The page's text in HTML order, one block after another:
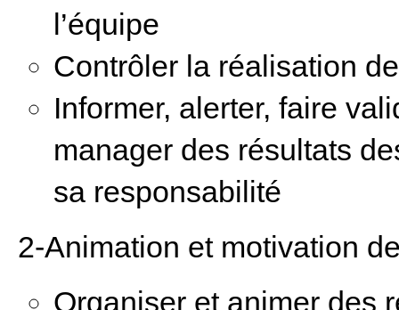
l’équipe
Contrôler la réalisation
Informer, alerter, faire
manager des résultats
sa responsabilité
2-Animation et motivation
Organiser et animer des